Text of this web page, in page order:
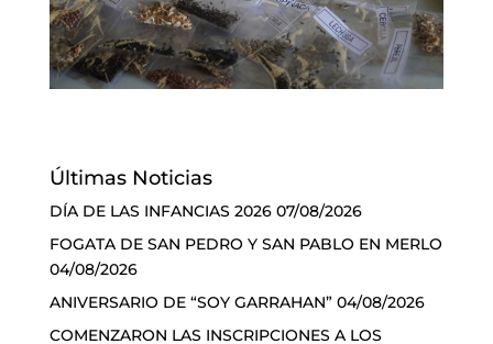
Últimas Noticias
DÍA DE LAS INFANCIAS 2026 07/08/2026
FOGATA DE SAN PEDRO Y SAN PABLO EN MERLO
04/08/2026
ANIVERSARIO DE “SOY GARRAHAN” 04/08/2026
COMENZARON LAS INSCRIPCIONES A LOS